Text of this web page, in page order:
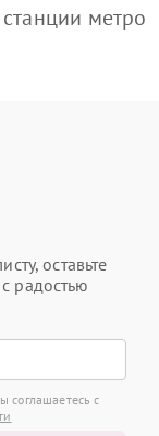
метро
оставьте
радостью
соглашаетесь с